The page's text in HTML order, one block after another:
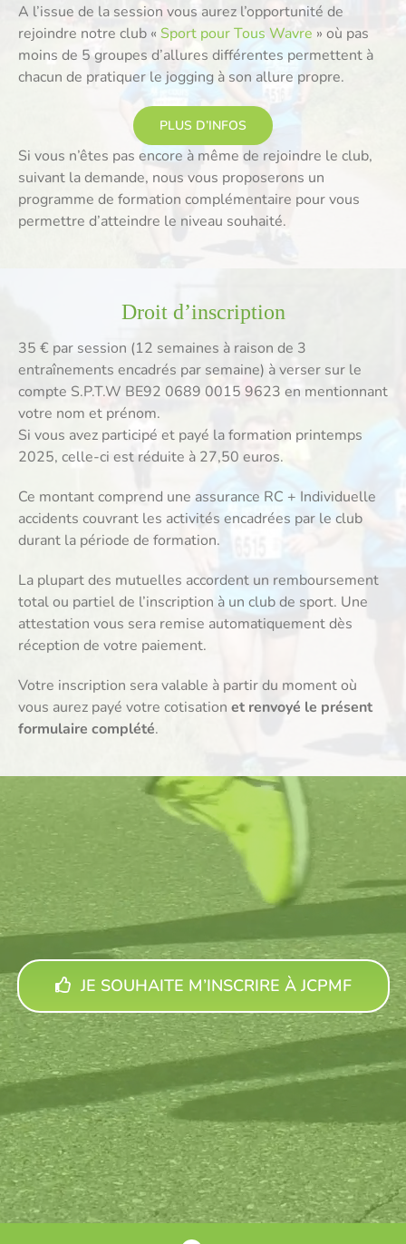
A l’issue de la session vous aurez l’opportunité de
rejoindre notre club « Sport pour Tous Wavre » où pas
moins de 5 groupes d’allures différentes permettent à
chacun de pratiquer le jogging à son allure propre.
PLUS D’INFOS
Si vous n’êtes pas encore à même de rejoindre le club,
suivant la demande, nous vous proposerons un
programme de formation complémentaire pour vous
permettre d’atteindre le niveau souhaité.
Droit d’inscription
35 € par session (12 semaines à raison de 3
entraînements encadrés par semaine) à verser sur le
compte S.P.T.W BE92 0689 0015 9623 en mentionnant
votre nom et prénom.
Si vous avez participé et payé la formation printemps
2025, celle-ci est réduite à 27,50 euros.
Ce montant comprend une assurance RC + Individuelle
accidents couvrant les activités encadrées par le club
durant la période de formation.
La plupart des mutuelles accordent un remboursement
total ou partiel de l’inscription à un club de sport. Une
attestation vous sera remise automatiquement dès
réception de votre paiement.
Votre inscription sera valable à partir du moment où
vous aurez payé votre cotisation et renvoyé le présent
formulaire complété.
JE SOUHAITE M’INSCRIRE À JCPMF